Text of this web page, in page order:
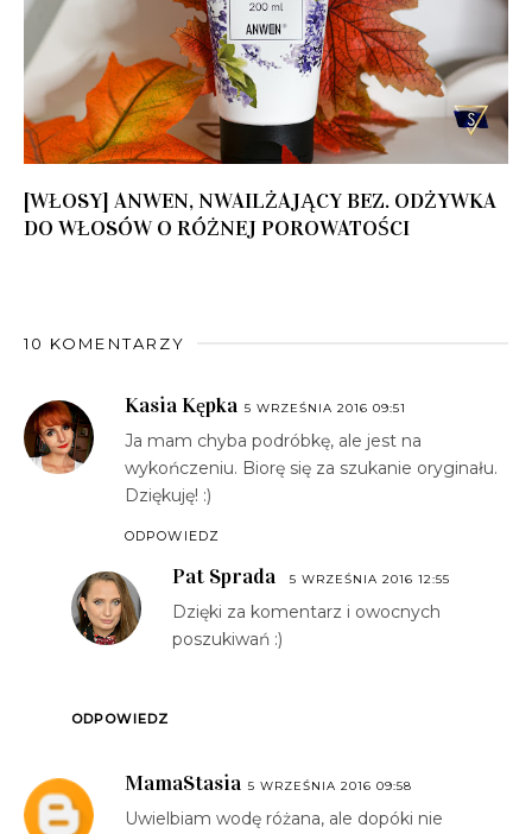
[WŁOSY] ANWEN, NWAILŻAJĄCY BEZ. ODŻYWKA
DO WŁOSÓW O RÓŻNEJ POROWATOŚCI
10 KOMENTARZY
Kasia Kępka 5 WRZEŚNIA 2016 09:51
Ja mam chyba podróbkę, ale jest na
wykończeniu. Biorę się za szukanie oryginału.
Dziękuję! :)
ODPOWIEDZ
Pat Sprada 5 WRZEŚNIA 2016 12:55
Dzięki za komentarz i owocnych
poszukiwań :)
ODPOWIEDZ
MamaStasia 5 WRZEŚNIA 2016 09:58
Uwielbiam wodę różana, ale dopóki nie